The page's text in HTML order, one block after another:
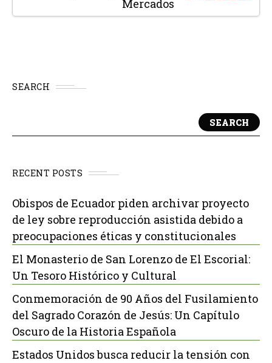
Mercados
SEARCH
SEARCH
RECENT POSTS
Obispos de Ecuador piden archivar proyecto
de ley sobre reproducción asistida debido a
preocupaciones éticas y constitucionales
El Monasterio de San Lorenzo de El Escorial:
Un Tesoro Histórico y Cultural
Conmemoración de 90 Años del Fusilamiento
del Sagrado Corazón de Jesús: Un Capítulo
Oscuro de la Historia Española
Estados Unidos busca reducir la tensión con